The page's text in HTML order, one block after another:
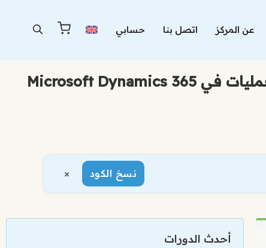
عن المركز اتصل بنا حسابي
الاختبار التدريبي (MB-700) للتحضير لشهادة خبير تصميم حلول تطبيقات المالية والعمليات في Microsoft Dynamics 365
نسخ الكود ×
أحدث الدورات